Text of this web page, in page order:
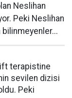
Neslihan
Peki Neslihan
terapistine
sevilen dizisi
Peki